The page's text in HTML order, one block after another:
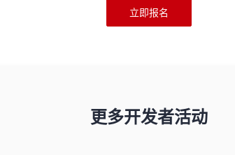
立即报名
更多开发者活动